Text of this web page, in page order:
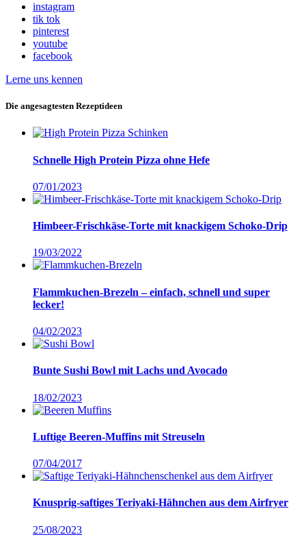
instagram
tik tok
pinterest
youtube
facebook
Lerne uns kennen
Die angesagtesten Rezeptideen
Schnelle High Protein Pizza ohne Hefe
07/01/2023
Himbeer-Frischkäse-Torte mit knackigem Schoko-Drip
19/03/2022
Flammkuchen-Brezeln – einfach, schnell und super
lecker!
04/02/2023
Bunte Sushi Bowl mit Lachs und Avocado
18/02/2023
Luftige Beeren-Muffins mit Streuseln
07/04/2017
Knusprig-saftiges Teriyaki-Hähnchen aus dem Airfryer
25/08/2023